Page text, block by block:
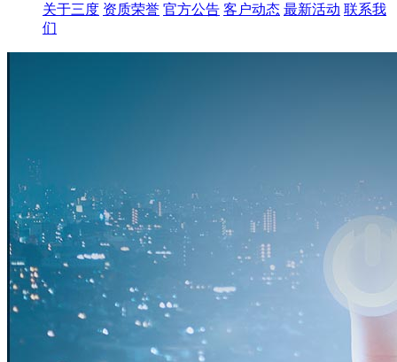
关于三度 资质荣誉 官方公告 客户动态 最新活动 联系我
们